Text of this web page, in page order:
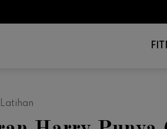
Latihan